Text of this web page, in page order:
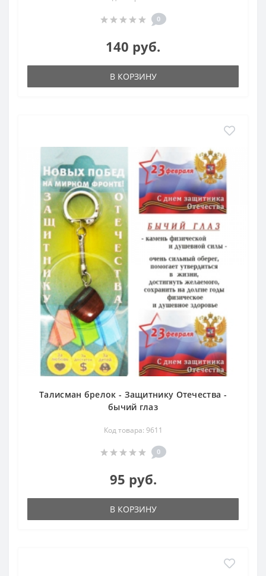
0
140 руб.
В КОРЗИНУ
Талисман брелок - Защитнику Отечества -
бычий глаз
Код товара: 9611
0
95 руб.
В КОРЗИНУ